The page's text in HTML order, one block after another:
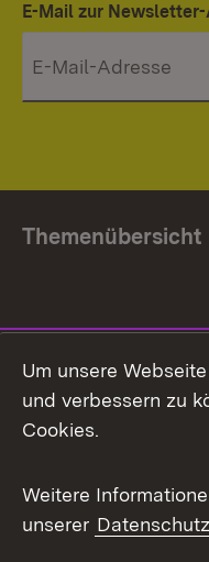
E-Mail zur
Themenübersicht
Facebook
X / Twitter
Youtube
Um unsere
und verbessern zu
Cookies.
Weitere
unserer